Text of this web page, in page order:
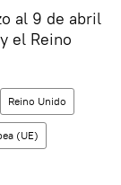
al 9 de abril
el Reino
Reino Unido
(UE)